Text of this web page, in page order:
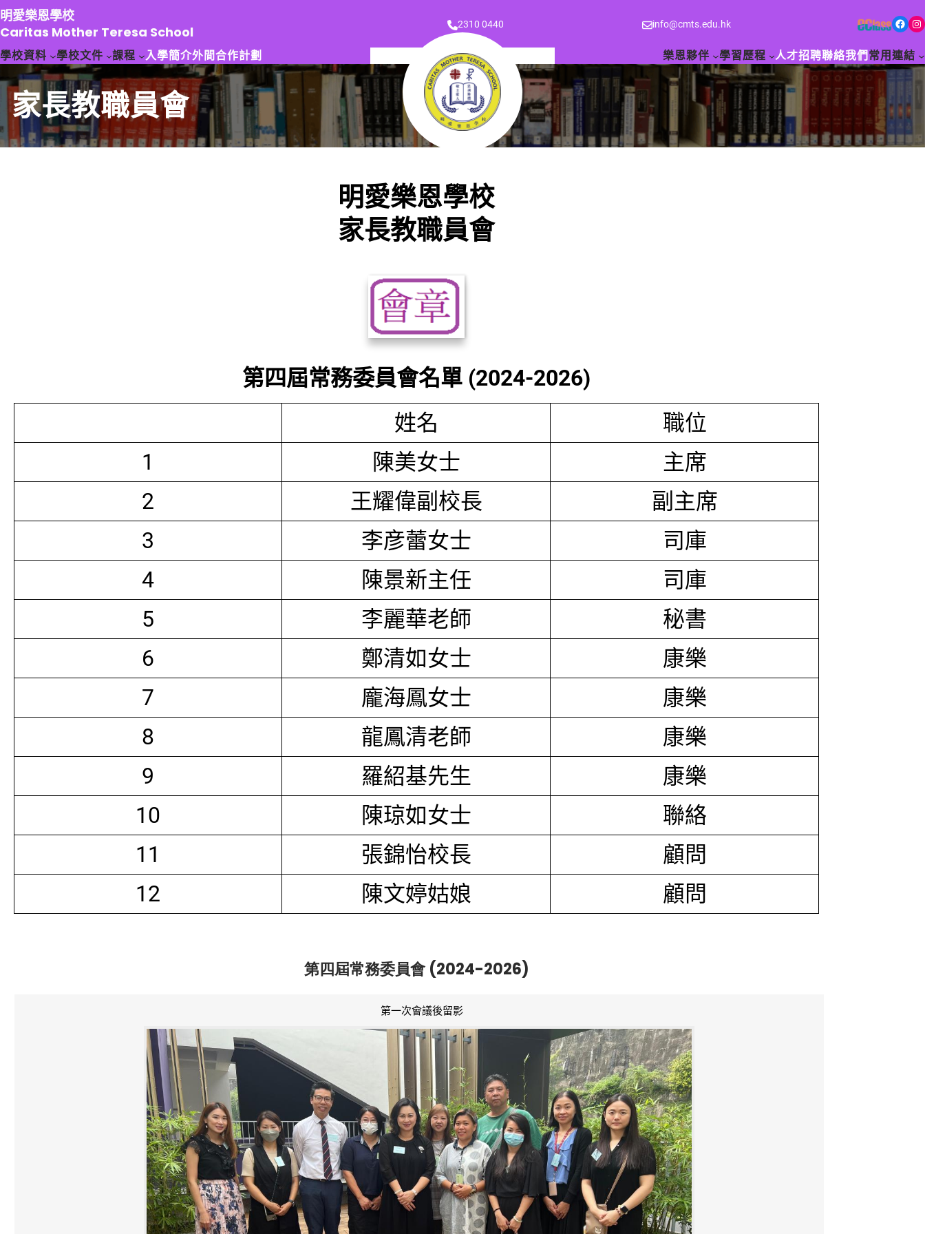
跳
至
主
要
容
明愛樂恩學校
Caritas Mother Teresa School
2310 0440 info@cmts.edu.hk Facebook Instagram
學校資料 學校文件 課程 入學簡介外間合作計劃 樂恩夥伴 學習歷程 人才招聘聯絡我們 常用連結
家長教職員會
明愛樂恩學校
家長教職員會
第四屆常務委員會名單 (2024-2026)
姓名
職位
1
陳美女士
主席
2
王耀偉副校長
副主席
3
李彦蕾女士
司庫
4
陳景新主任
司庫
5
李麗華老師
秘書
6
鄭清如女士
康樂
7
龐海鳳女士
康樂
8
龍鳳清老師
康樂
9
羅紹基先生
康樂
10
陳琼如女士
聯絡
11
張錦怡校長
顧問
12
陳文婷姑娘 顧問
第四屆常務委員會 (2024-2026)
第一次會議後留影